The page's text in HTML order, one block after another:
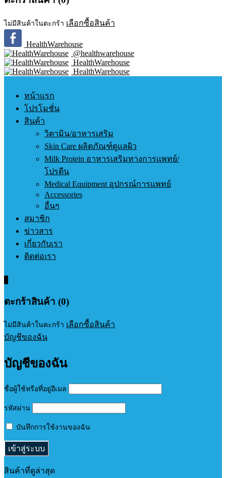
ไม่มีสินค้าในตะกร้า เลือกซื้อสินค้า
HealthWarehouse
@healthwarehouse
HealthWarehouse
HealthWarehouse
หน้าแรก
โปรโมชั่น
สินค้า
วิตามิน/อาหารเสริม
Skin Care ผลิตภัณฑ์ดูแลผิว
Milk Protein อาหารเสริมทางการแพทย์/
โปรตีน
Medical Equipment อุปกรณ์การแพทย์
Accessories
อื่นๆ
สมาชิก
ข่าวสาร
เกี่ยวกับเรา
ติดต่อเรา
ตะกร้าสินค้า (0)
ไม่มีสินค้าในตะกร้า เลือกซื้อสินค้า
บัญชีของฉัน
บัญชีของฉัน
ชื่อผู้ใช้หรือที่อยู่อีเมล
รหัสผ่าน
บันทึกการใช้งานของฉัน
สินค้าที่ดูล่าสุด